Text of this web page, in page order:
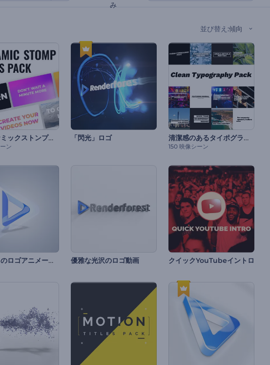
み
並び替え :傾向
「ダイナミックストンプ」タイトル・セット
ン
「閃光」ロゴ 清潔感のあるタイポグラフィパック
150 映像シーン
クイックのロゴアニメーション 優雅な光沢のロゴ動画 クイックYouTubeイントロ